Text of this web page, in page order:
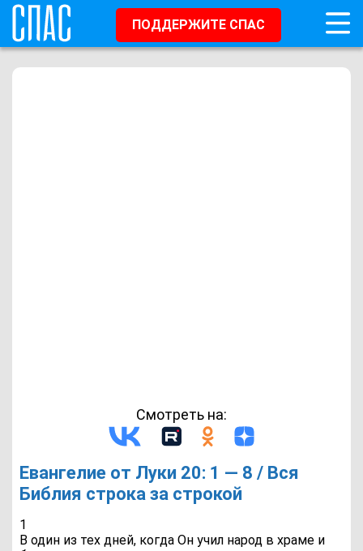
ПОДДЕРЖИТЕ СПАС
Смотреть на:
Евангелие от Луки 20: 1 — 8 / Вся
Библия строка за строкой
1
В один из тех дней, когда Он учил народ в храме и